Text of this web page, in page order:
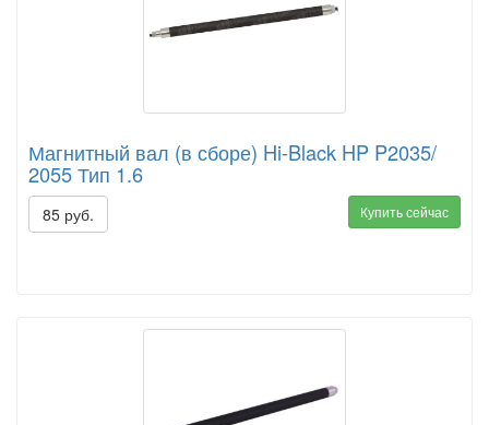
Магнитный вал (в сборе) Hi-Black HP P2035/
2055 Тип 1.6
85 руб. Купить сейчас